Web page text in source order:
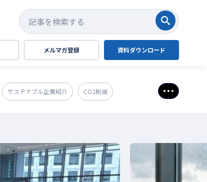
検索する
メルマガ登録 資料ダウンロード
サステナブル企業紹介 CO2削減
さらに表